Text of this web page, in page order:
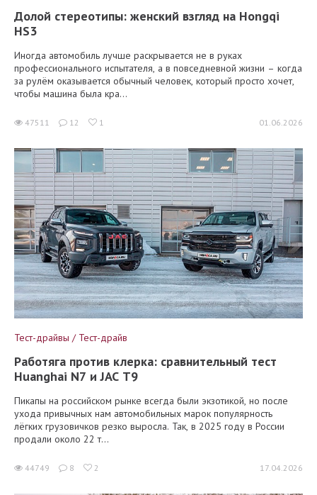
Долой стереотипы: женский взгляд на Hongqi
HS3
Иногда автомобиль лучше раскрывается не в руках
профессионального испытателя, а в повседневной жизни – когда
за рулём оказывается обычный человек, который просто хочет,
чтобы машина была кра...
47511 12 1 01.06.2026
Тест-драйвы / Тест-драйв
Работяга против клерка: сравнительный тест
Huanghai N7 и JAC T9
Пикапы на российском рынке всегда были экзотикой, но после
ухода привычных нам автомобильных марок популярность
лёгких грузовичков резко выросла. Так, в 2025 году в России
продали около 22 т...
44749 8 2 17.04.2026